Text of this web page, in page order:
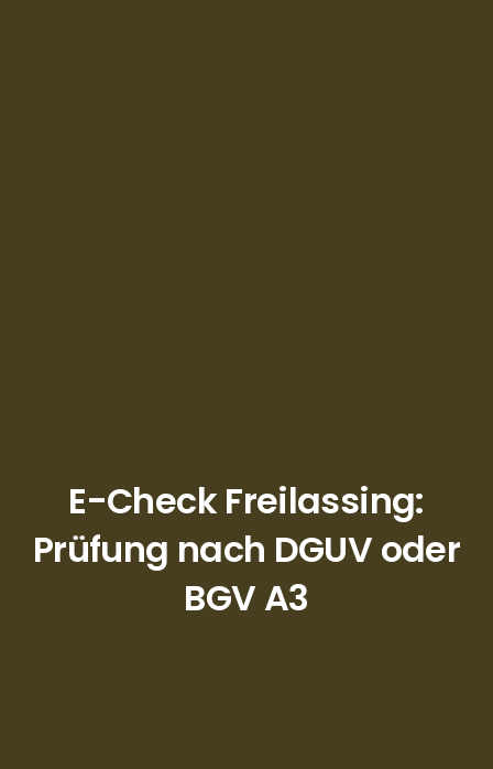
E-Check Freilassing:
Prüfung nach DGUV oder
BGV A3